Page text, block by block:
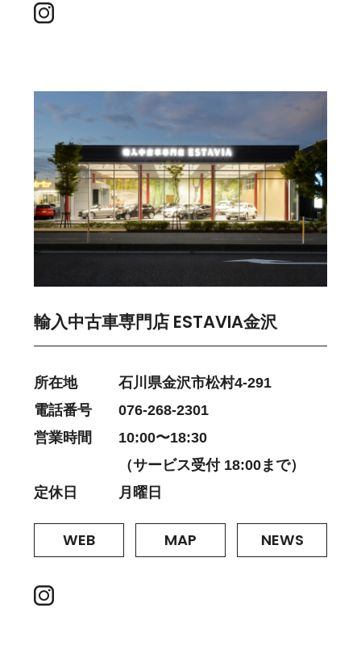
輸入中古車専門店 ESTAVIA金沢
所在地
石川県金沢市松村4-291
電話番号
076-268-2301
営業時間
10:00〜18:30
（サービス受付 18:00まで）
定休日
月曜日
WEB MAP NEWS